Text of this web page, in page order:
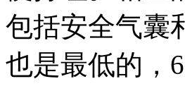
包括安全气囊
也是最低的，